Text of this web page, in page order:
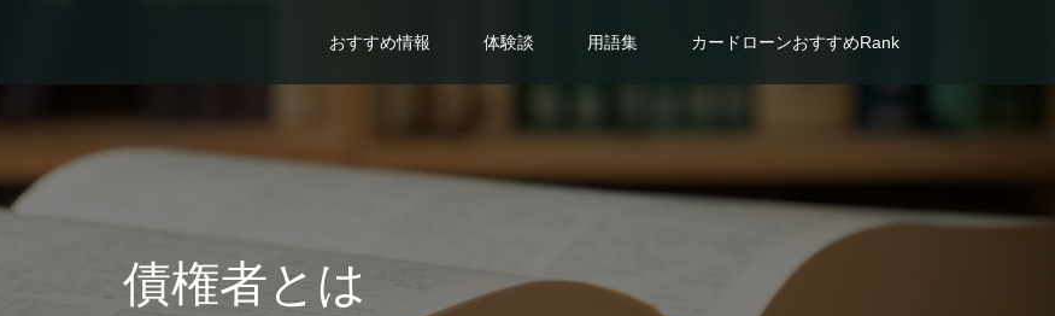
おすすめ情報 体験談 用語集 カードローンおすすめRank
債権者とは